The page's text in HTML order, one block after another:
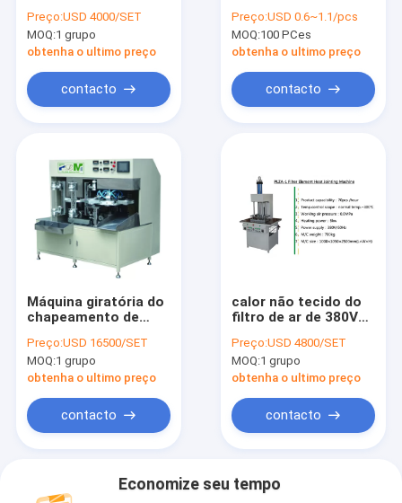
máquina do filtro do
derretimento ECO
Preço:USD 4000/SET
MOQ:1 grupo
obtenha o ultimo preço
contacto
ECO
Preço:USD 0.6~1.1/pcs
MOQ:100 PCes
obtenha o ultimo preço
contacto
Máquina giratória do
chapeamento de
Auto da máquina do
filtro de ECO
Preço:USD 16500/SET
MOQ:1 grupo
obtenha o ultimo preço
contacto
calor não tecido do
filtro de ar de 380V
máquina de selagem
Preço:USD 4800/SET
MOQ:1 grupo
obtenha o ultimo preço
contacto
Economize seu tempo